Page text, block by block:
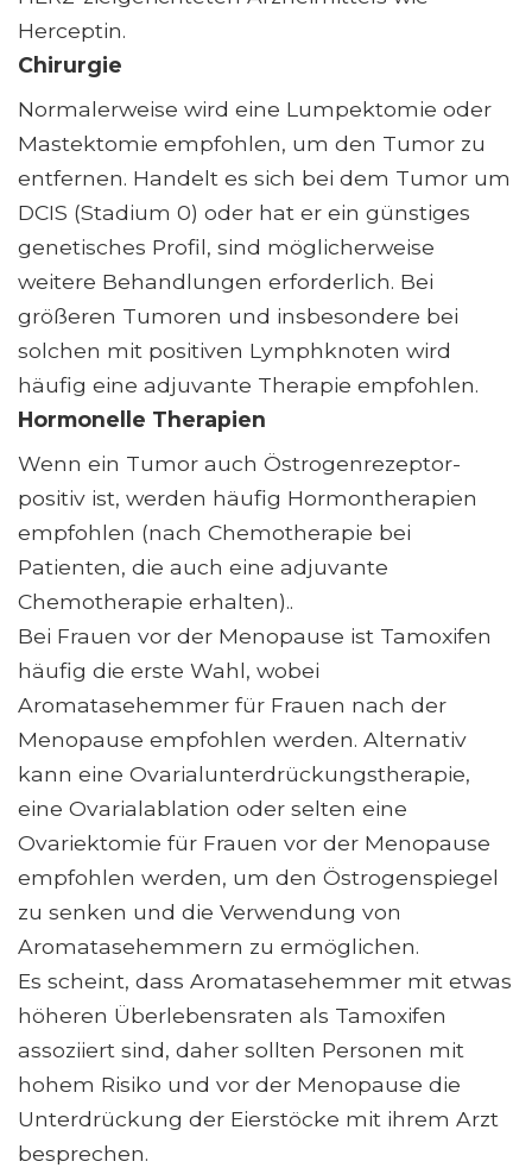
Herceptin.
Chirurgie
Normalerweise wird eine Lumpektomie oder
Mastektomie empfohlen, um den Tumor zu
entfernen. Handelt es sich bei dem Tumor um
DCIS (Stadium 0) oder hat er ein günstiges
genetisches Profil, sind möglicherweise
weitere Behandlungen erforderlich. Bei
größeren Tumoren und insbesondere bei
solchen mit positiven Lymphknoten wird
häufig eine adjuvante Therapie empfohlen.
Hormonelle Therapien
Wenn ein Tumor auch Östrogenrezeptor-
positiv ist, werden häufig Hormontherapien
empfohlen (nach Chemotherapie bei
Patienten, die auch eine adjuvante
Chemotherapie erhalten)..
Bei Frauen vor der Menopause ist Tamoxifen
häufig die erste Wahl, wobei
Aromatasehemmer für Frauen nach der
Menopause empfohlen werden. Alternativ
kann eine Ovarialunterdrückungstherapie,
eine Ovarialablation oder selten eine
Ovariektomie für Frauen vor der Menopause
empfohlen werden, um den Östrogenspiegel
zu senken und die Verwendung von
Aromatasehemmern zu ermöglichen.
Es scheint, dass Aromatasehemmer mit etwas
höheren Überlebensraten als Tamoxifen
assoziiert sind, daher sollten Personen mit
hohem Risiko und vor der Menopause die
Unterdrückung der Eierstöcke mit ihrem Arzt
besprechen.